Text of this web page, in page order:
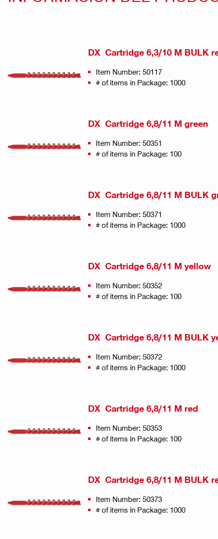
DX Cartridge 6,3/10 M BULK
Item Number: 50117
# of items in Package: 1000
DX Cartridge 6,8/11 M green
Item Number: 50351
# of items in Package: 100
DX Cartridge 6,8/11 M BULK
Item Number: 50371
# of items in Package: 1000
DX Cartridge 6,8/11 M yellow
Item Number: 50352
# of items in Package: 100
DX Cartridge 6,8/11 M BULK
Item Number: 50372
# of items in Package: 1000
DX Cartridge 6,8/11 M red
Item Number: 50353
# of items in Package: 100
DX Cartridge 6,8/11 M BULK
Item Number: 50373
# of items in Package: 1000